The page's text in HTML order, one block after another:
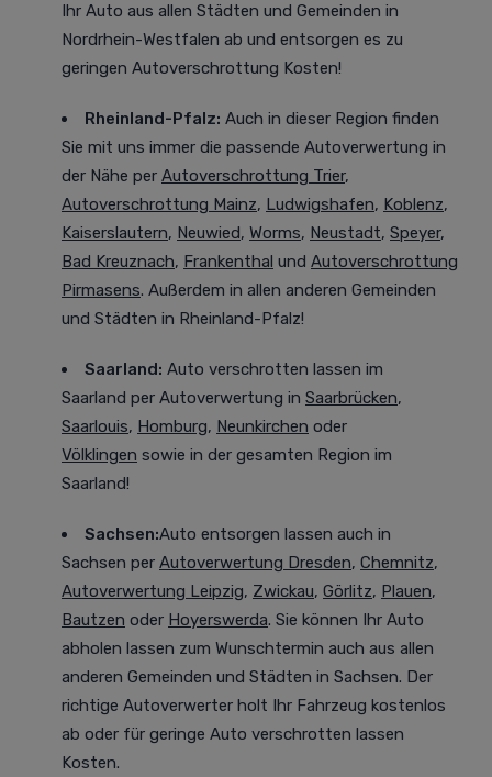
Ihr Auto aus allen Städten und Gemeinden in
Nordrhein-Westfalen ab und entsorgen es zu
geringen Autoverschrottung Kosten!
Rheinland-Pfalz: Auch in dieser Region finden
Sie mit uns immer die passende Autoverwertung in
der Nähe per Autoverschrottung Trier,
Autoverschrottung Mainz, Ludwigshafen, Koblenz,
Kaiserslautern, Neuwied, Worms, Neustadt, Speyer,
Bad Kreuznach, Frankenthal und Autoverschrottung
Pirmasens. Außerdem in allen anderen Gemeinden
und Städten in Rheinland-Pfalz!
Saarland: Auto verschrotten lassen im
Saarland per Autoverwertung in Saarbrücken,
Saarlouis, Homburg, Neunkirchen oder
Völklingen sowie in der gesamten Region im
Saarland!
Sachsen:Auto entsorgen lassen auch in
Sachsen per Autoverwertung Dresden, Chemnitz,
Autoverwertung Leipzig, Zwickau, Görlitz, Plauen,
Bautzen oder Hoyerswerda. Sie können Ihr Auto
abholen lassen zum Wunschtermin auch aus allen
anderen Gemeinden und Städten in Sachsen. Der
richtige Autoverwerter holt Ihr Fahrzeug kostenlos
ab oder für geringe Auto verschrotten lassen
Kosten.